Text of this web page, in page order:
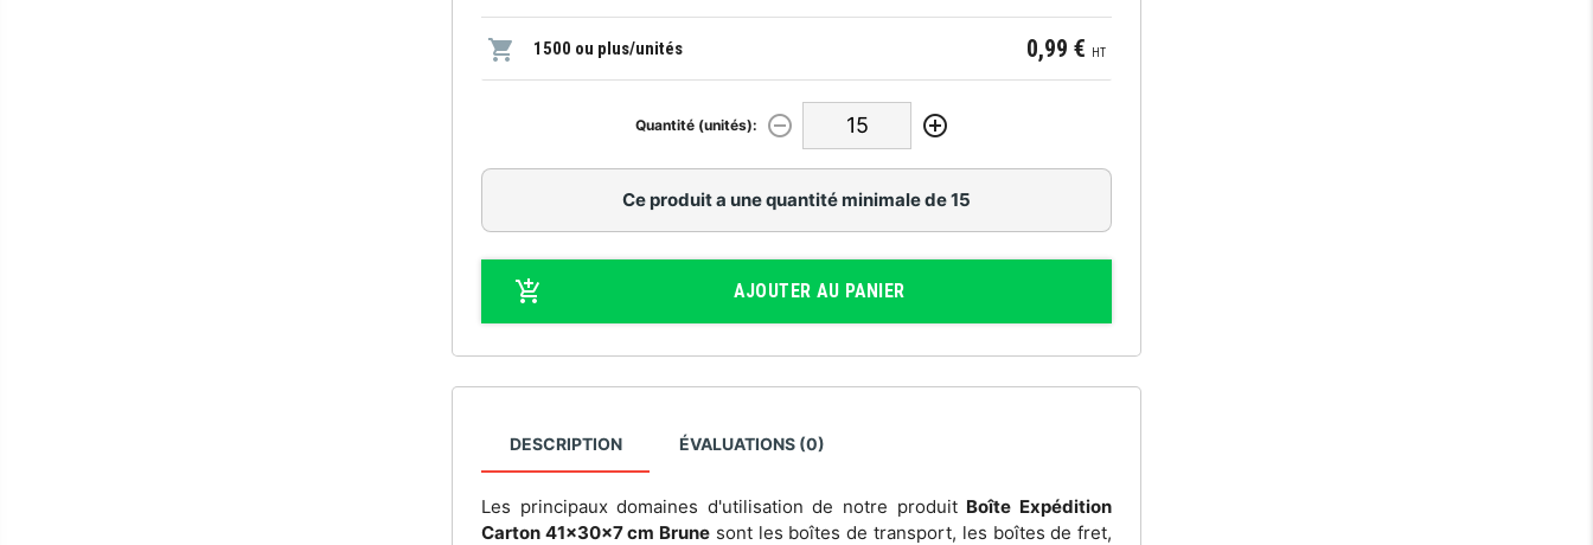
1500 ou plus/unités 0,99 € HT
Quantité (unités):
Ce produit a une quantité minimale de 15
AJOUTER AU PANIER
DESCRIPTION ÉVALUATIONS (0)
Les principaux domaines d'utilisation de notre produit Boîte Expédition
Carton 41x30x7 cm Brune sont les boîtes de transport, les boîtes de fret,